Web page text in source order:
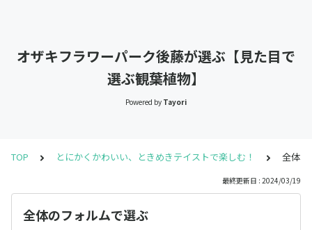
オザキフラワーパーク後藤が選ぶ【見た目で
選ぶ観葉植物】
Powered by Tayori
TOP とにかくかわいい、ときめきテイストで楽しむ！ 全体の
最終更新日 : 2024/03/19
全体のフォルムで選ぶ